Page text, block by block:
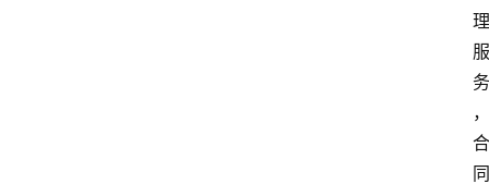
理
服
务
，
合
同